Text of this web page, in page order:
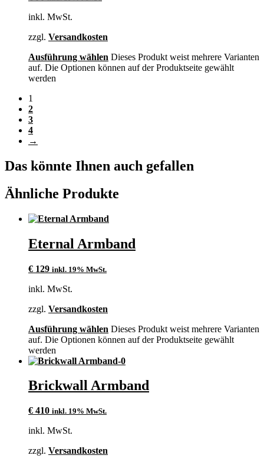
inkl. MwSt.
zzgl. Versandkosten
Ausführung wählen Dieses Produkt weist mehrere Varianten
auf. Die Optionen können auf der Produktseite gewählt
werden
1
2
3
4
→
Das könnte Ihnen auch gefallen
Ähnliche Produkte
Eternal Armband
€ 129 inkl. 19% MwSt.
inkl. MwSt.
zzgl. Versandkosten
Ausführung wählen Dieses Produkt weist mehrere Varianten
auf. Die Optionen können auf der Produktseite gewählt
werden
Brickwall Armband
€ 410 inkl. 19% MwSt.
inkl. MwSt.
zzgl. Versandkosten